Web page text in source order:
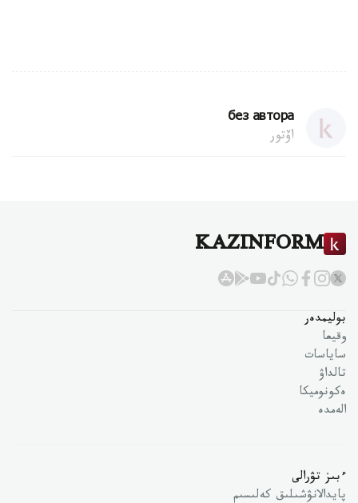
без автора
اۆتور
KAZINFORM
بوليمدەر
وقيعا
ساياسات
تالداۋ
ەكونوميكا
الەمدە
ءبىز تۋرالى
پايدالانۋشىلىق كەلىسىم